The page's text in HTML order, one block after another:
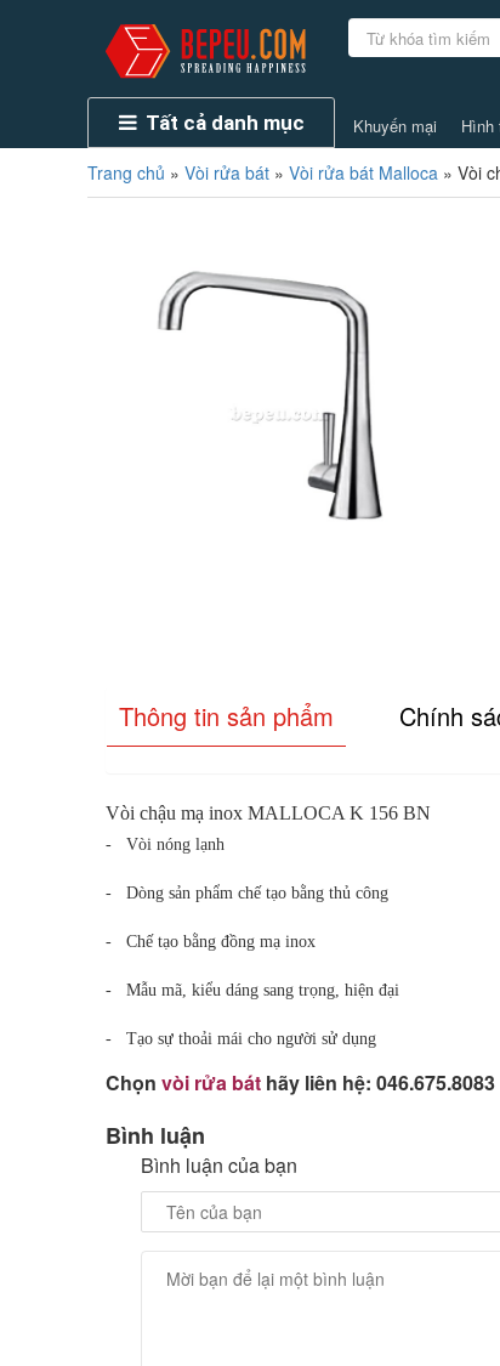
Tất cả danh mục Khuyến mại Hình
Trang chủ » Vòi rửa bát » Vòi rửa bát Malloca » Vòi
Thông tin sản phẩm Chính
Vòi chậu mạ inox MALLOCA K 156 BN
- Vòi nóng lạnh
- Dòng sản phẩm chế tạo bằng thủ công
- Chế tạo bằng đồng mạ inox
- Mẫu mã, kiểu dáng sang trọng, hiện đại
- Tạo sự thoải mái cho người sử dụng
Chọn vòi rửa bát hãy liên hệ:
Bình luận
Bình luận của bạn